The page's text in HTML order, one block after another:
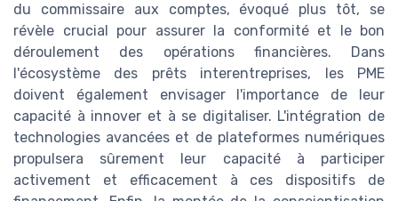
du commissaire aux comptes, évoqué plus tôt, se
révèle crucial pour assurer la conformité et le bon
déroulement des opérations financières. Dans
l'écosystème des prêts interentreprises, les PME
doivent également envisager l'importance de leur
capacité à innover et à se digitaliser. L'intégration de
technologies avancées et de plateformes numériques
propulsera sûrement leur capacité à participer
activement et efficacement à ces dispositifs de